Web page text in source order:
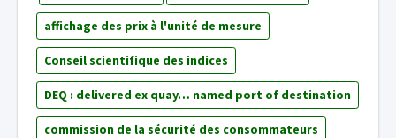
affichage des prix à l'unité de mesure
Conseil scientifique des indices
DEQ : delivered ex quay… named port of destination
commission de la sécurité des consommateurs